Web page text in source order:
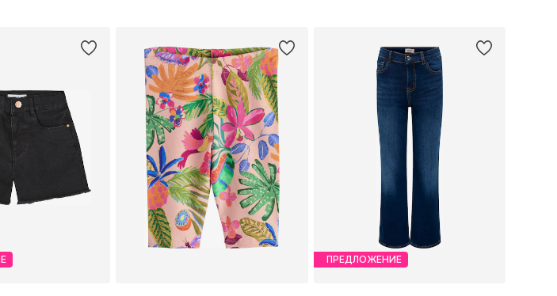
ПРЕДЛОЖЕНИЕ